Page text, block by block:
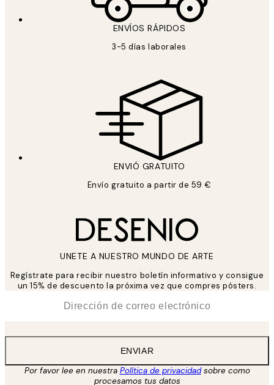
ENVÍOS RÁPIDOS
3-5 días laborales
ENVIÓ GRATUITO
Envío gratuito a partir de 59 €
UNETE A NUESTRO MUNDO DE ARTE
Regístrate para recibir nuestro boletín informativo y consigue
un 15% de descuento la próxima vez que compres pósters.
ENVIAR
Por favor lee en nuestra Política de privacidadsobre como
procesamos tus datos